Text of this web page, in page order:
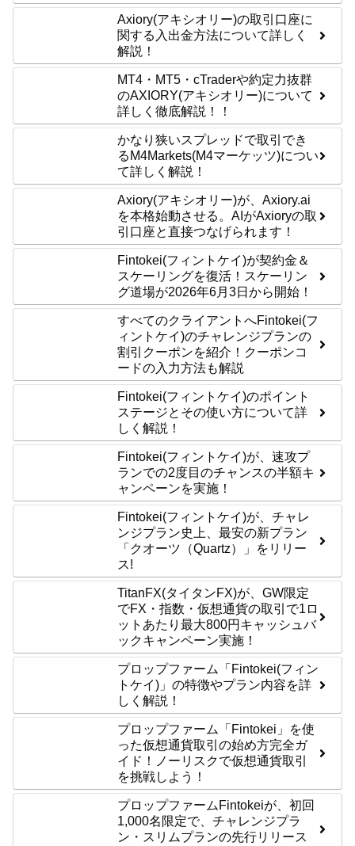
Axiory(アキシオリー)の取引口座に
関する入出金方法について詳しく
解説！
MT4・MT5・cTraderや約定力抜群
のAXIORY(アキシオリー)について
詳しく徹底解説！！
かなり狭いスプレッドで取引でき
るM4Markets(M4マーケッツ)につい
て詳しく解説！
Axiory(アキシオリー)が、Axiory.ai
を本格始動させる。AIがAxioryの取
引口座と直接つなげられます！
Fintokei(フィントケイ)が契約金＆
スケーリングを復活！スケーリン
グ道場が2026年6月3日から開始！
すべてのクライアントへFintokei(フ
ィントケイ)のチャレンジプランの
割引クーポンを紹介！クーポンコ
ードの入力方法も解説
Fintokei(フィントケイ)のポイント
ステージとその使い方について詳
しく解説！
Fintokei(フィントケイ)が、速攻プ
ランでの2度目のチャンスの半額キ
ャンペーンを実施！
Fintokei(フィントケイ)が、チャレ
ンジプラン史上、最安の新プラン
「クオーツ（Quartz）」をリリー
ス!
TitanFX(タイタンFX)が、GW限定
でFX・指数・仮想通貨の取引で1ロ
ットあたり最大800円キャッシュバ
ックキャンペーン実施！
プロップファーム「Fintokei(フィン
トケイ)」の特徴やプラン内容を詳
しく解説！
プロップファーム「Fintokei」を使
った仮想通貨取引の始め方完全ガ
イド！ノーリスクで仮想通貨取引
を挑戦しよう！
プロップファームFintokeiが、初回
1,000名限定で、チャレンジプラ
ン・スリムプランの先行リリース